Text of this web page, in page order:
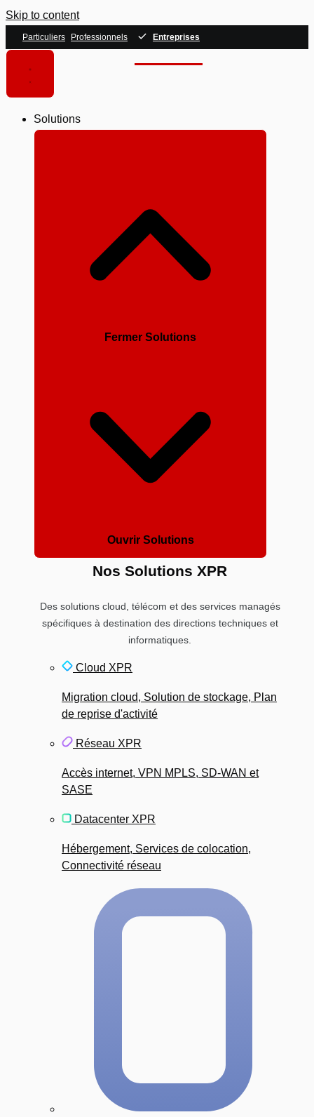
Skip to content
Particuliers Professionnels Entreprises
Solutions
Fermer Solutions
Ouvrir Solutions
Nos Solutions XPR
Des solutions cloud, télécom et des services managés
spécifiques à destination des directions techniques et
informatiques.
Cloud XPR
Migration cloud, Solution de stockage, Plan
de reprise d'activité
Réseau XPR
Accès internet, VPN MPLS, SD-WAN et
SASE
Datacenter XPR
Hébergement, Services de colocation,
Connectivité réseau